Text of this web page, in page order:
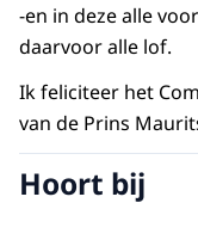
-en in deze alle
daarvoor alle lof.
Ik feliciteer het
van de Prins
Hoort bij